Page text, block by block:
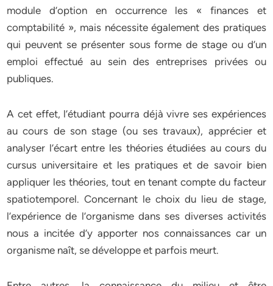
module d’option en occurrence les « finances et
comptabilité », mais nécessite également des pratiques
qui peuvent se présenter sous forme de stage ou d’un
emploi effectué au sein des entreprises privées ou
publiques.
A cet effet, l’étudiant pourra déjà vivre ses expériences
au cours de son stage (ou ses travaux), apprécier et
analyser l’écart entre les théories étudiées au cours du
cursus universitaire et les pratiques et de savoir bien
appliquer les théories, tout en tenant compte du facteur
spatiotemporel. Concernant le choix du lieu de stage,
l’expérience de l’organisme dans ses diverses activités
nous a incitée d’y apporter nos connaissances car un
organisme naît, se développe et parfois meurt.